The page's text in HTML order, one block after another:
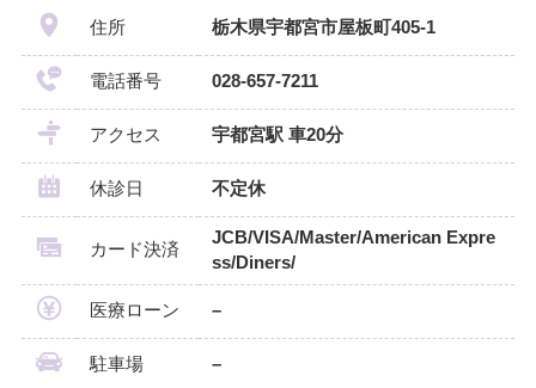
住所 栃木県宇都宮市屋板町405-1
電話番号 028-657-7211
アクセス 宇都宮駅 車20分
休診日 不定休
カード決済
JCB/VISA/Master/American Expre
ss/Diners/
医療ローン –
駐車場 –